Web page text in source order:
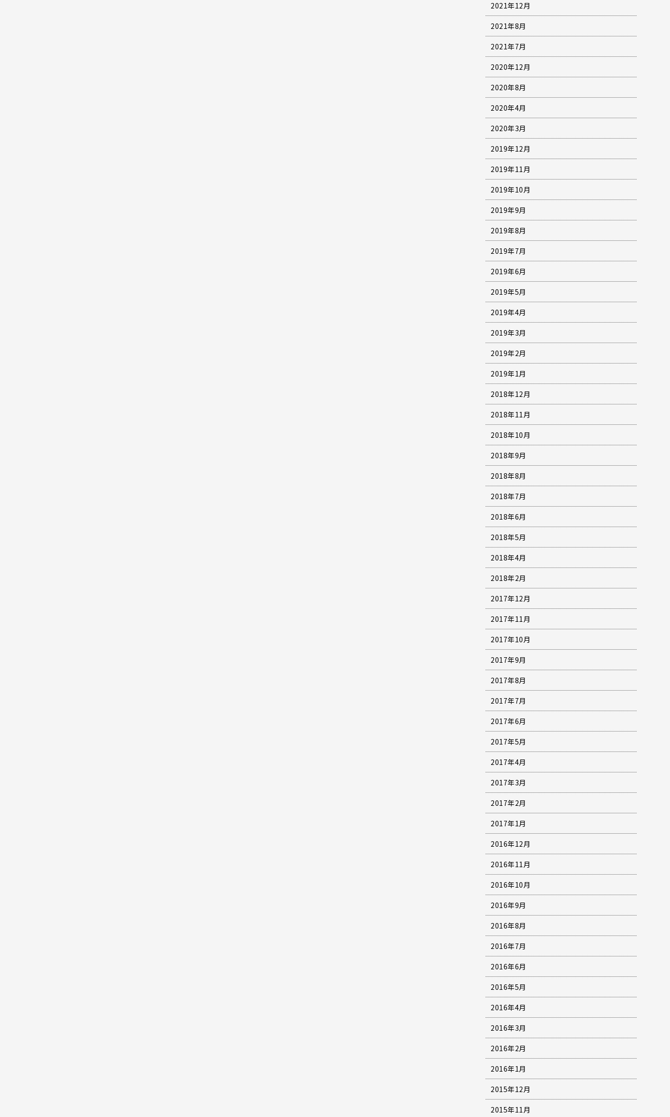
2021年12月
2021年8月
2021年7月
2020年12月
2020年8月
2020年4月
2020年3月
2019年12月
2019年11月
2019年10月
2019年9月
2019年8月
2019年7月
2019年6月
2019年5月
2019年4月
2019年3月
2019年2月
2019年1月
2018年12月
2018年11月
2018年10月
2018年9月
2018年8月
2018年7月
2018年6月
2018年5月
2018年4月
2018年2月
2017年12月
2017年11月
2017年10月
2017年9月
2017年8月
2017年7月
2017年6月
2017年5月
2017年4月
2017年3月
2017年2月
2017年1月
2016年12月
2016年11月
2016年10月
2016年9月
2016年8月
2016年7月
2016年6月
2016年5月
2016年4月
2016年3月
2016年2月
2016年1月
2015年12月
2015年11月